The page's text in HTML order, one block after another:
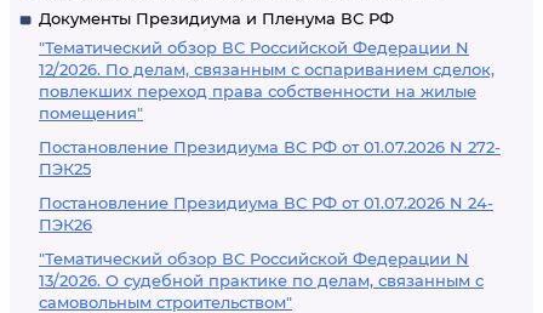
Документы Президиума и Пленума ВС РФ
"Тематический обзор ВС Российской Федерации N
12/2026. По делам, связанным с оспариванием сделок,
повлекших переход права собственности на жилые
помещения"
Постановление Президиума ВС РФ от 01.07.2026 N 272-
ПЭК25
Постановление Президиума ВС РФ от 01.07.2026 N 24-
ПЭК26
"Тематический обзор ВС Российской Федерации N
13/2026. О судебной практике по делам, связанным с
самовольным строительством"